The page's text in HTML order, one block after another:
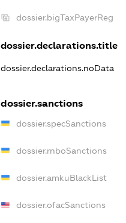
dossier.bigTaxPayerReg
dossier.declarations.title
dossier.declarations.noData
dossier.sanctions
dossier.specSanctions
dossier.rnboSanctions
dossier.amkuBlackList
dossier.ofacSanctions